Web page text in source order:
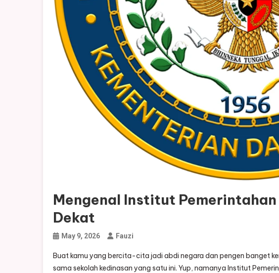
Mengenal Institut
Dekat
May 9, 2026 Fauzi
Buat kamu yang bercita-cita jadi abdi negara dan pengen banget
sama sekolah kedinasan yang satu ini. Yup, namanya Institut